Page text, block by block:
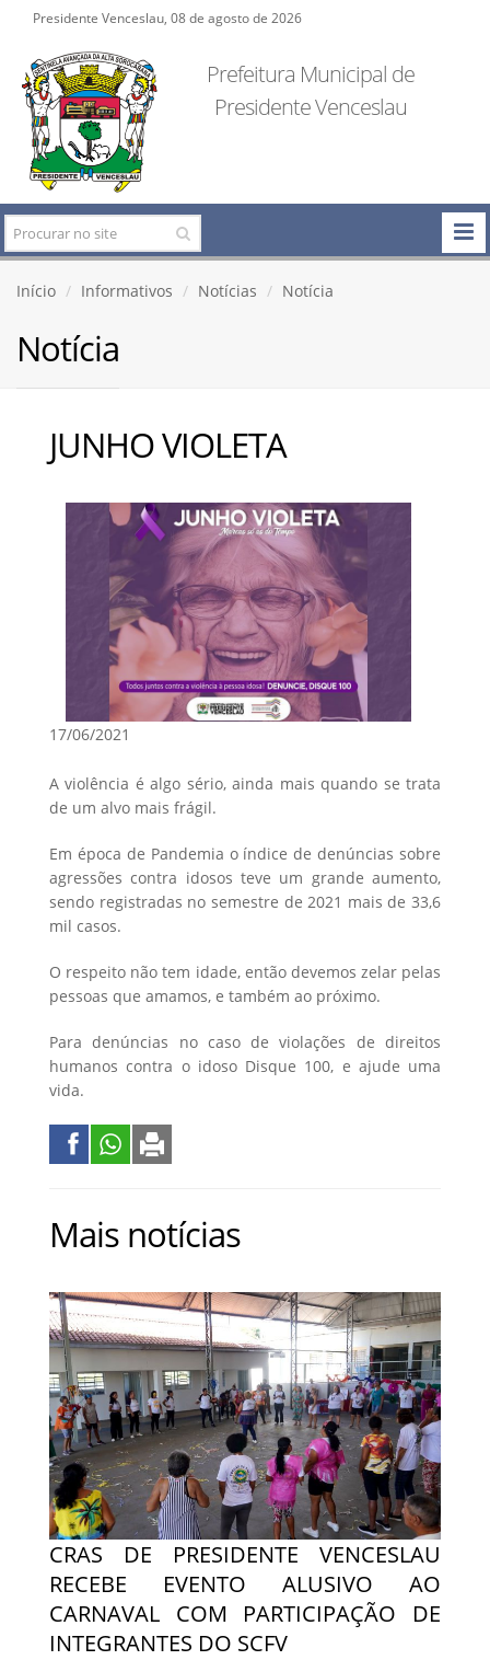
Presidente Venceslau, 08 de agosto de 2026
Prefeitura Municipal de
Presidente Venceslau
Início Informativos Notícias Notícia
Notícia
JUNHO VIOLETA
17/06/2021
A violência é algo sério, ainda mais quando se trata
de um alvo mais frágil.
Em época de Pandemia o índice de denúncias sobre
agressões contra idosos teve um grande aumento,
sendo registradas no semestre de 2021 mais de 33,6
mil casos.
O respeito não tem idade, então devemos zelar pelas
pessoas que amamos, e também ao próximo.
Para denúncias no caso de violações de direitos
humanos contra o idoso Disque 100, e ajude uma
vida.
Mais notícias
CRAS DE PRESIDENTE VENCESLAU
RECEBE EVENTO ALUSIVO AO
CARNAVAL COM PARTICIPAÇÃO DE
INTEGRANTES DO SCFV